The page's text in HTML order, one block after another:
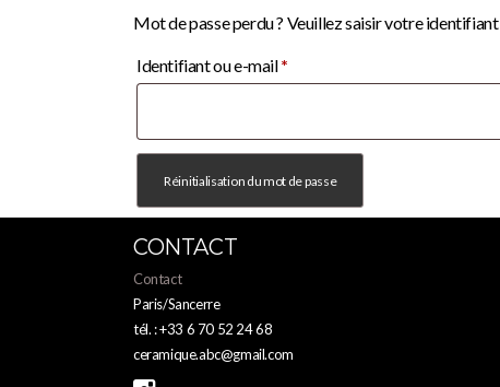
Mot de passe perdu ? Veuillez saisir votre
Identifiant ou e-mail*Obligatoire
Réinitialisation du mot de passe
CONTACT
Contact
Paris/Sancerre
tél. : +33 6 70 52 24 68
ceramique.abc@gmail.com